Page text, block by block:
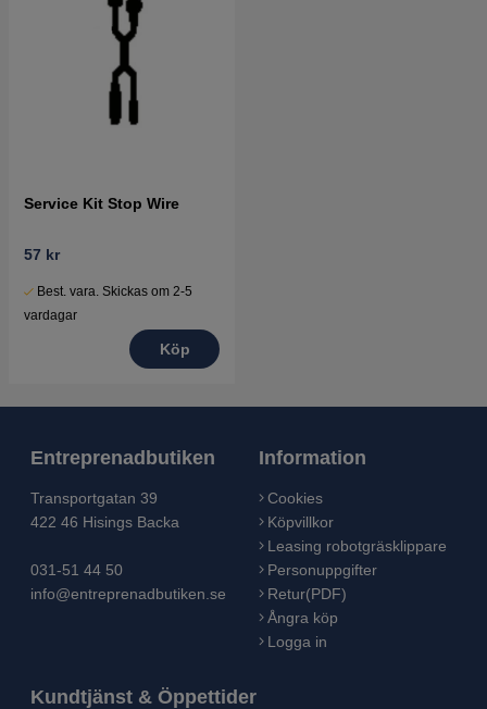
Service Kit Stop Wire
57 kr
Best. vara. Skickas om 2-5
vardagar
Köp
Entreprenadbutiken
Transportgatan 39
422 46 Hisings Backa
031-51 44 50
info@entreprenadbutiken.se
Information
Cookies
Köpvillkor
Leasing robotgräsklippare
Personuppgifter
Retur(PDF)
Ångra köp
Logga in
Kundtjänst & Öppettider